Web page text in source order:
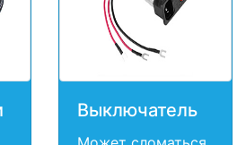
Выключатель